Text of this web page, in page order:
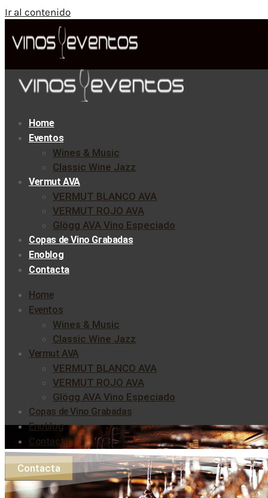
Ir al contenido
Home
Eventos
Wines & Music
Classic Wine Jazz
Vermut AVA
VERMUT BLANCO AVA
VERMUT ROJO AVA
Glögg AVA Vino Especiado
Copas de Vino Grabadas
Enoblog
Contacta
Home
Eventos
Wines & Music
Classic Wine Jazz
Vermut AVA
VERMUT BLANCO AVA
VERMUT ROJO AVA
Glögg AVA Vino Especiado
Copas de Vino Grabadas
Enoblog
Contacta
Contacta